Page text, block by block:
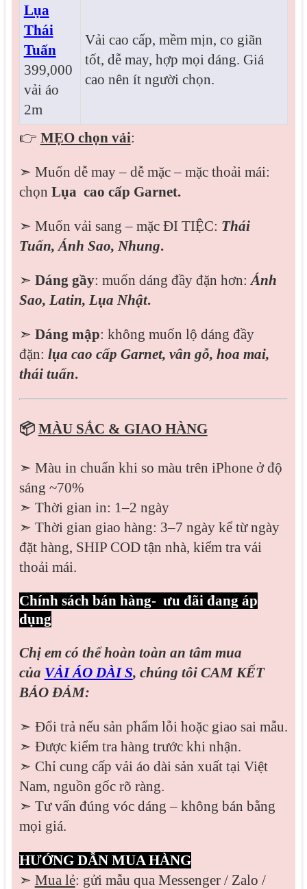
Lụa
Thái
Tuấn
399,000
vải áo
2m
Vải cao cấp, mềm mịn, co giãn
tốt, dễ may, hợp mọi dáng. Giá
cao nên ít người chọn.
👉 MẸO chọn vải:
➣ Muốn dễ may – dễ mặc – mặc thoải mái:
chọn Lụa cao cấp Garnet.
➣ Muốn vải sang – mặc ĐI TIỆC: Thái
Tuấn, Ánh Sao, Nhung.
➣ Dáng gầy: muốn dáng đầy đặn hơn:Ánh
Sao, Latin, Lụa Nhật.
➣ Dáng mập: không muốn lộ dáng đầy
đặn: lụa cao cấp Garnet, vân gỗ, hoa mai,
thái tuấn.
📦 MÀU SẮC & GIAO HÀNG
➣ Màu in chuẩn khi so màu trên iPhone ở độ
sáng ~70%
➣ Thời gian in: 1–2 ngày
➣ Thời gian giao hàng: 3–7 ngày kể từ ngày
đặt hàng, SHIP COD tận nhà, kiểm tra vải
thoải mái.
Chính sách bán hàng- ưu đãi đang áp
dụng
Chị em có thể hoàn toàn an tâm mua
của VẢI ÁO DÀI S, chúng tôi CAM KẾT
BẢO ĐẢM:
➣ Đổi trả nếu sản phẩm lỗi hoặc giao sai mẫu.
➣ Được kiểm tra hàng trước khi nhận.
➣ Chỉ cung cấp vải áo dài sản xuất tại Việt
Nam, nguồn gốc rõ ràng.
➣ Tư vấn đúng vóc dáng – không bán bằng
mọi giá.
HƯỚNG DẪN MUA HÀNG
➣ Mua lẻ: gửi mẫu qua Messenger / Zalo /